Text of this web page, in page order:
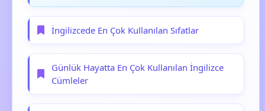
İngilizcede En Çok Kullanılan Sıfatlar
Günlük Hayatta En Çok Kullanılan İngilizce
Cümleler